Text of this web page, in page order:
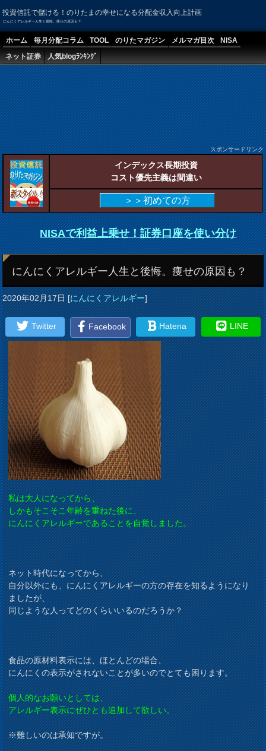
投資信託で儲ける！のりたまの幸せになる分配金収入向上計画
にんにくアレルギー人生と後悔。痩せの原因も？
ホーム 毎月分配コラム TOOL のりたマガジン メルマガ目次
NISA
ネット証券
人気blogﾗﾝｷﾝｸﾞ
スポンサードリンク
インデックス長期投資
コスト優先主義は間違い
＞＞初めての方
NISAで利益上乗せ！証券口座を使い分け
にんにくアレルギー人生と後悔。痩せの原因も？
2020年02月17日[にんにくアレルギー]
Twitter Facebook Hatena LINE
私は大人になってから、
しかもそこそこ年齢を重ねた後に、
にんにくアレルギーであることを自覚しました。
ネット時代になってから、
自分以外にも、にんにくアレルギーの方の存在を知るようになり
ましたが、
同じような人ってどのくらいいるのだろうか？
食品の原材料表示には、ほとんどの場合、
にんにくの表示がされないことが多いのでとても困ります。
個人的なお願いとしては、
アレルギー表示にぜひとも追加して欲しい。
※難しいのは承知ですが。